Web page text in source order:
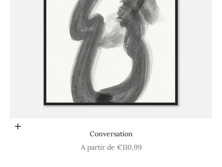
Choisir les options
Conversation
Prix de vente
A partir de €110,99